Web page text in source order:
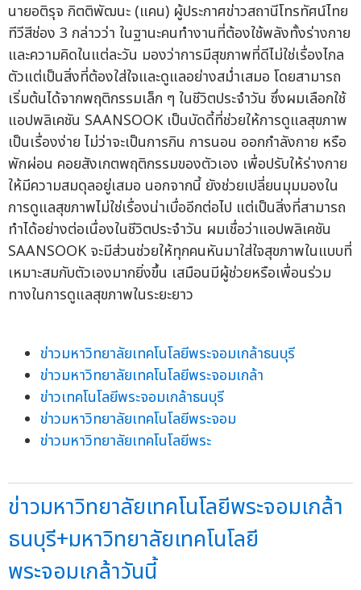
นายอติรุจ กิตติพัฒนะ (แคน) ผู้ประกาศข่าวสถานีโทรทัศน์ไทย
ทีวีสีช่อง 3 กล่าวว่า ในฐานะคนทำงานที่ต้องใช้พลังทั้งร่างกาย
และความคิดในแต่ละวัน มองว่าการมีสุขภาพที่ดีไม่ใช่เรื่องไกล
ตัวแต่เป็นสิ่งที่ต้องใส่ใจและดูแลอย่างสม่ำเสมอ โดยสามารถ
เริ่มต้นได้จากพฤติกรรมเล็ก ๆ ในชีวิตประจำวัน ซึ่งผมเลือกใช้
แอปพลิเคชัน SAANSOOK เป็นบัดดี้ที่ช่วยให้การดูแลสุขภาพ
เป็นเรื่องง่าย ไม่ว่าจะเป็นการกิน การนอน ออกกำลังกาย หรือ
พักผ่อน คอยสังเกตพฤติกรรมของตัวเอง เพื่อปรับให้ร่างกาย
ให้มีความสมดุลอยู่เสมอ นอกจากนี้ ยังช่วยเปลี่ยนมุมมองใน
การดูแลสุขภาพไม่ใช่เรื่องน่าเบื่ออีกต่อไป แต่เป็นสิ่งที่สามารถ
ทำได้อย่างต่อเนื่องในชีวิตประจำวัน ผมเชื่อว่าแอปพลิเคชัน
SAANSOOK จะมีส่วนช่วยให้ทุกคนหันมาใส่ใจสุขภาพในแบบที่
เหมาะสมกับตัวเองมากยิ่งขึ้น เสมือนมีผู้ช่วยหรือเพื่อนร่วม
ทางในการดูแลสุขภาพในระยะยาว
ข่าวมหาวิทยาลัยเทคโนโลยีพระจอมเกล้าธนบุรี
ข่าวมหาวิทยาลัยเทคโนโลยีพระจอมเกล้า
ข่าวเทคโนโลยีพระจอมเกล้าธนบุรี
ข่าวมหาวิทยาลัยเทคโนโลยีพระจอม
ข่าวมหาวิทยาลัยเทคโนโลยีพระ
ข่าวมหาวิทยาลัยเทคโนโลยีพระจอมเกล้า
ธนบุรี+มหาวิทยาลัยเทคโนโลยี
พระจอมเกล้าวันนี้